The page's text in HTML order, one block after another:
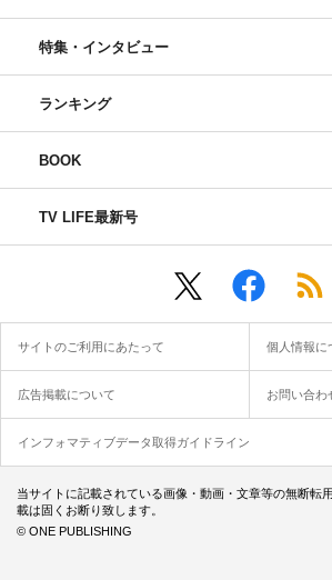
特集・インタビュー
ランキング
BOOK
TV LIFE最新号
サイトのご利用にあたって 個人情報に
広告掲載について お問い合わ
インフォマティブデータ取得ガイドライン
当サイトに記載されている画像・動画・文章等の無断転
載は固くお断り致します。
© ONE PUBLISHING